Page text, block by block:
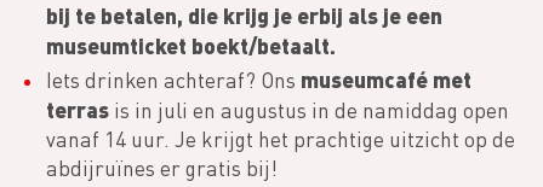
bij te betalen, die krijg je erbij als je een
museumticket boekt/betaalt.
Iets drinken achteraf? Ons museumcafé met
terras is in juli en augustus in de namiddag open
vanaf 14 uur. Je krijgt het prachtige uitzicht op de
abdijruïnes er gratis bij!